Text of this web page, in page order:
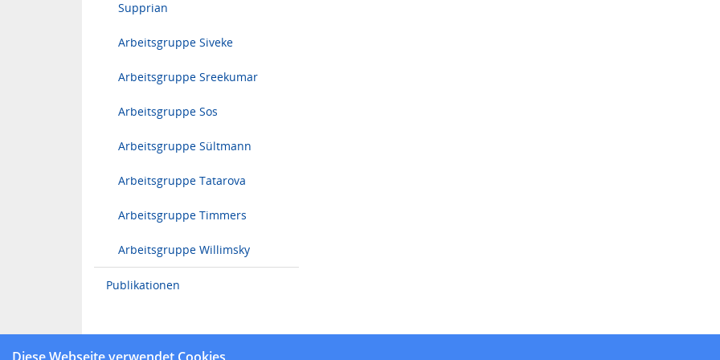
Supprian
Arbeitsgruppe Siveke
Arbeitsgruppe Sreekumar
Arbeitsgruppe Sos
Arbeitsgruppe Sültmann
Arbeitsgruppe Tatarova
Arbeitsgruppe Timmers
Arbeitsgruppe Willimsky
Publikationen